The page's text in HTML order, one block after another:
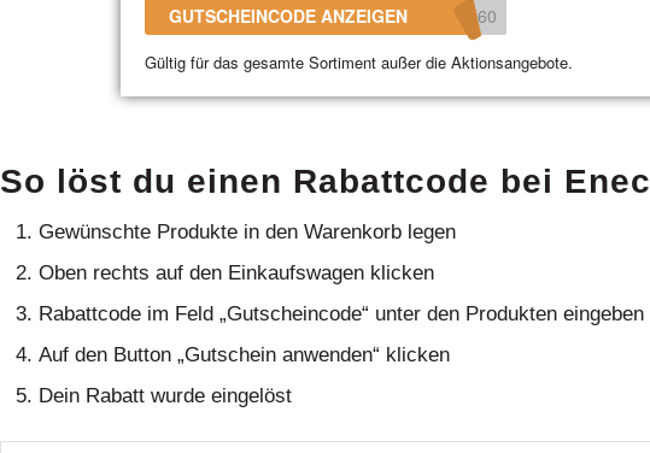
GUTSCHEINCODE ANZEIGEN 360
Gültig für das gesamte Sortiment außer die Aktionsangebote.
So löst du einen Rabattcode bei
Gewünschte Produkte in den Warenkorb legen
Oben rechts auf den Einkaufswagen klicken
Rabattcode im Feld „Gutscheincode“ unter den Produkten eingeben
Auf den Button „Gutschein anwenden“ klicken
Dein Rabatt wurde eingelöst